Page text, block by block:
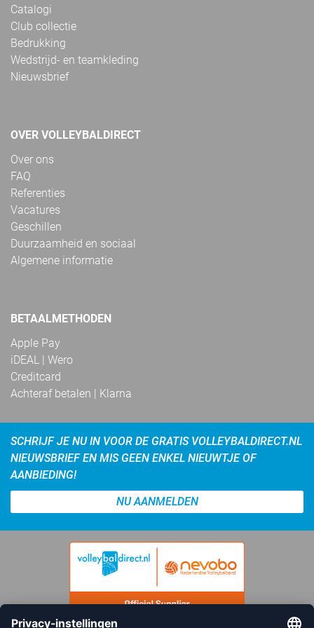
Catalogi
Club collectie
Bedrukking
Wedstrijd- en teamkleding
Nieuwsbrief
OVER VOLLEYBALDIRECT
Over ons
FAQ
Referenties
Vacatures
Geschillen
Duurzaamheid en sociaal
Algemene informatie
BETAALMETHODEN
Apple Pay
iDEAL | Wero
Creditcard
Achteraf betalen | Klarna
SCHRIJF JE NU IN VOOR DE GRATIS VOLLEYBALDIRECT.NL
NIEUWSBRIEF EN MIS GEEN ENKEL NIEUWTJE OF
AANBIEDING!
NU AANMELDEN